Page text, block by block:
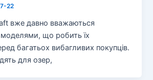
22
вже давно вважаються
що робить їх
багатьох вибагливих покупців.
для озер,